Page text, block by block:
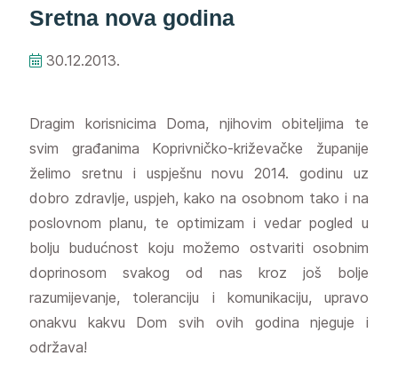
Sretna nova godina
30.12.2013.
Dragim korisnicima Doma, njihovim obiteljima te
svim građanima Koprivničko-križevačke županije
želimo sretnu i uspješnu novu 2014. godinu uz
dobro zdravlje, uspjeh, kako na osobnom tako i na
poslovnom planu, te optimizam i vedar pogled u
bolju budućnost koju možemo ostvariti osobnim
doprinosom svakog od nas kroz još bolje
razumijevanje, toleranciju i komunikaciju, upravo
onakvu kakvu Dom svih ovih godina njeguje i
održava!